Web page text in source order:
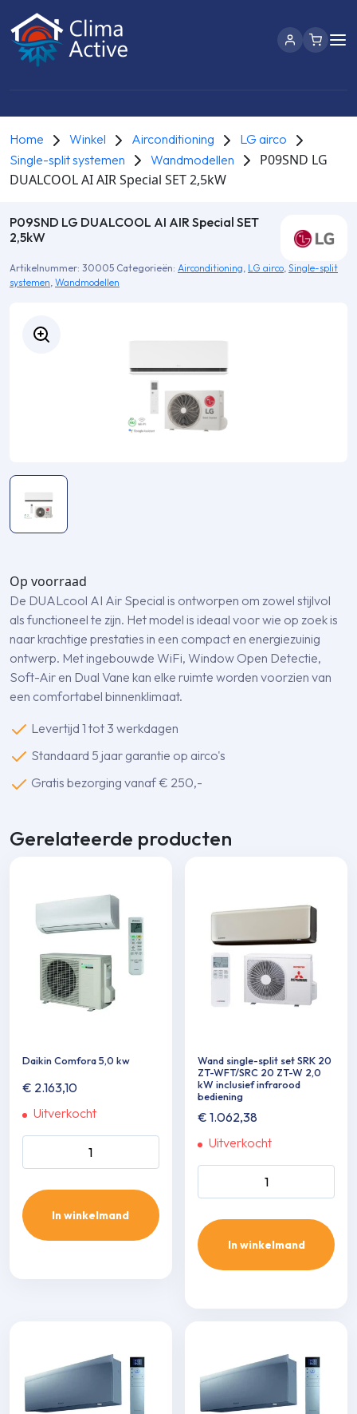
Home Winkel Airconditioning
LG airco
Single-split systemen
Wandmodellen
P09SND LG
DUALCOOL AI AIR Special SET 2,5kW
P09SND LG DUALCOOL AI AIR Special SET
2,5kW
Artikelnummer: 30005 Categorieën: Airconditioning, LG airco, Single-split
systemen, Wandmodellen
Op voorraad
De DUALcool AI Air Special is ontworpen om zowel stijlvol
als functioneel te zijn. Het model is ideaal voor wie op zoek is
naar krachtige prestaties in een compact en energiezuinig
ontwerp. Met ingebouwde WiFi, Window Open Detectie,
Soft-Air en Dual Vane kan elke ruimte worden voorzien van
een comfortabel binnenklimaat.
Levertijd 1 tot 3 werkdagen
Standaard 5 jaar garantie op airco's
Gratis bezorging vanaf € 250,-
Gerelateerde producten
Daikin Comfora 5,0 kw
€ 2.163,10
Uitverkocht
Daikin Comfora 5,0 kw aantal
In winkelmand
Wand single-split set SRK 20
ZT-WFT/SRC 20 ZT-W 2,0
kW inclusief infrarood
bediening
€ 1.062,38
Uitverkocht
Wand single-split set SRK 20
ZT-WFT/SRC 20 ZT-W 2,0
bediening aantal
In winkelmand